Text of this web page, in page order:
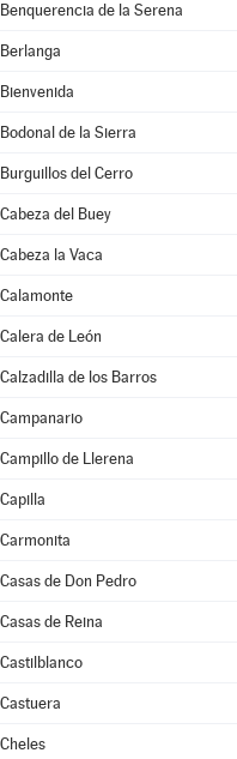
Benquerencia de la Serena
Berlanga
Bienvenida
Bodonal de la Sierra
Burguillos del Cerro
Cabeza del Buey
Cabeza la Vaca
Calamonte
Calera de León
Calzadilla de los Barros
Campanario
Campillo de Llerena
Capilla
Carmonita
Casas de Don Pedro
Casas de Reina
Castilblanco
Castuera
Cheles